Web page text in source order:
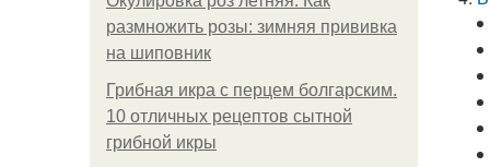
размножить розы: зимняя прививка
на шиповник
Грибная икра с перцем болгарским.
10 отличных рецептов сытной
грибной икры